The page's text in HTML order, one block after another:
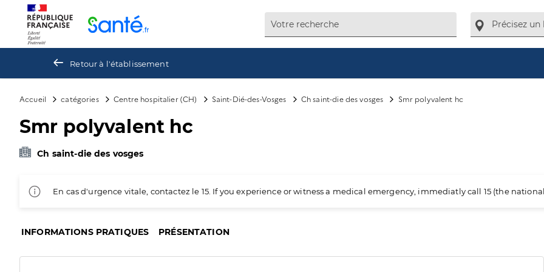
Retour à l'établissement
Accueil catégories Centre hospitalier (CH) Saint-Dié-des-Vosges Ch saint-die des vosges Smr polyvalent hc
Smr polyvalent hc
Ch saint-die des vosges
En cas d'urgence vitale, contactez le 15. If you experience or witness a medical emergency, immediatly call 15 (the
INFORMATIONS PRATIQUES PRÉSENTATION
Panneau de gestion des cookies